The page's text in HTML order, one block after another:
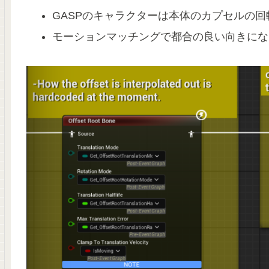
GASPのキャラクターは本体のカプセルの
モーションマッチングで都合の良い向きに